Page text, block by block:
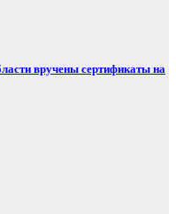
вручены сертификаты на